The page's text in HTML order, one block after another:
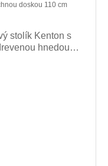
stolík Kenton s
hnedou